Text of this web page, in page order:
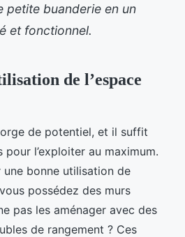
petite buanderie en un
et fonctionnel.
de l’espace
de potentiel, et il suffit
l’exploiter au maximum.
une bonne utilisation de
possédez des murs
pas les aménager avec des
de rangement ? Ces